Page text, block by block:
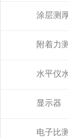
涂层测
附着力
水平仪
显示器
电子比